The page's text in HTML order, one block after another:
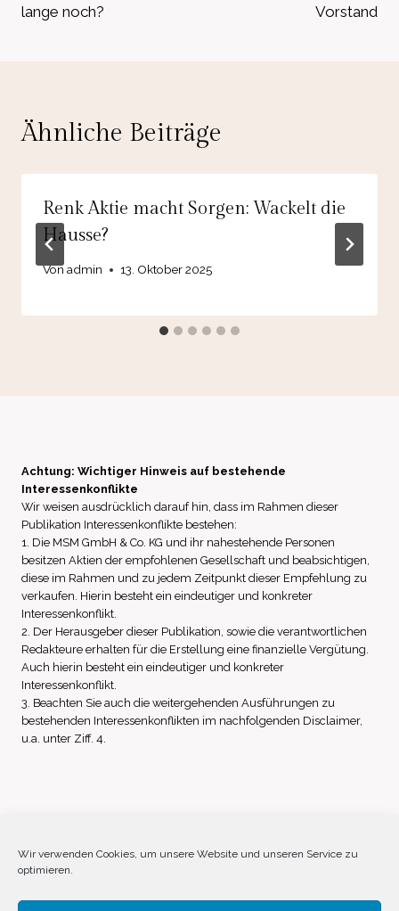
Wir verwenden Cookies, um unsere Website und unseren Service zu
optimieren.
lange noch?
Vorstand
Ähnliche Beiträge
Renk Aktie macht Sorgen: Wackelt die
Hausse?
Vonadmin 13. Oktober 2025
Achtung: Wichtiger Hinweis auf bestehende
Interessenkonflikte
Wir weisen ausdrücklich darauf hin, dass im Rahmen dieser
Publikation Interessenkonflikte bestehen:
1. Die MSM GmbH & Co. KG und ihr nahestehende Personen
besitzen Aktien der empfohlenen Gesellschaft und beabsichtigen,
diese im Rahmen und zu jedem Zeitpunkt dieser Empfehlung zu
verkaufen. Hierin besteht ein eindeutiger und konkreter
Interessenkonflikt.
2. Der Herausgeber dieser Publikation, sowie die verantwortlichen
Redakteure erhalten für die Erstellung eine finanzielle Vergütung.
Auch hierin besteht ein eindeutiger und konkreter
Interessenkonflikt.
3. Beachten Sie auch die weitergehenden Ausführungen zu
bestehenden Interessenkonflikten im nachfolgenden Disclaimer,
u.a. unter Ziff. 4.
Impressum Datenschutz
Disclaimer